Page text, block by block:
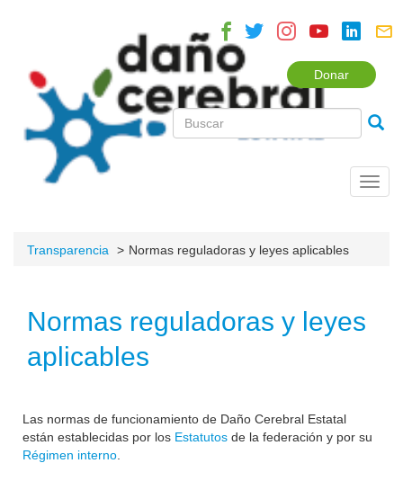
Donar
Transparencia Normas reguladoras y leyes aplicables
Normas reguladoras y leyes
aplicables
Las normas de funcionamiento de Daño Cerebral Estatal
están establecidas por los Estatutos de la federación y por su
Régimen interno